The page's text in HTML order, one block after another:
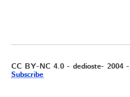
CC BY-NC 4.0 - dedioste- 2004
Subscribe